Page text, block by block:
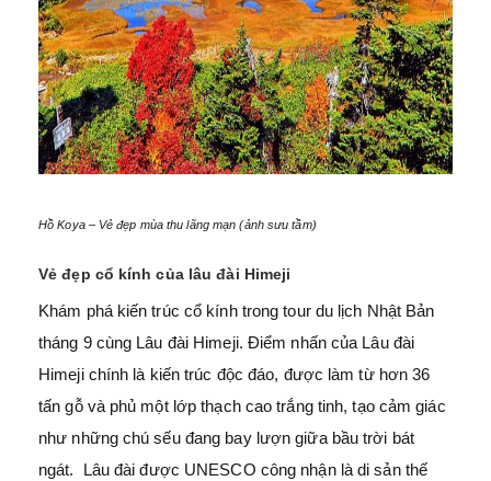
Hồ Koya – Vẻ đẹp mùa thu lãng mạn (ảnh sưu tầm)
Vẻ đẹp cổ kính của lâu đài Himeji
Khám phá kiến ​​trúc cổ kính trong tour du lịch Nhật Bản
tháng 9 cùng Lâu đài Himeji. Điểm nhấn của Lâu đài
Himeji chính là kiến ​​trúc độc đáo, được làm từ hơn 36
tấn gỗ và phủ một lớp thạch cao trắng tinh, tạo cảm giác
như những chú sếu đang bay lượn giữa bầu trời bát
ngát. Lâu đài được UNESCO công nhận là di sản thế